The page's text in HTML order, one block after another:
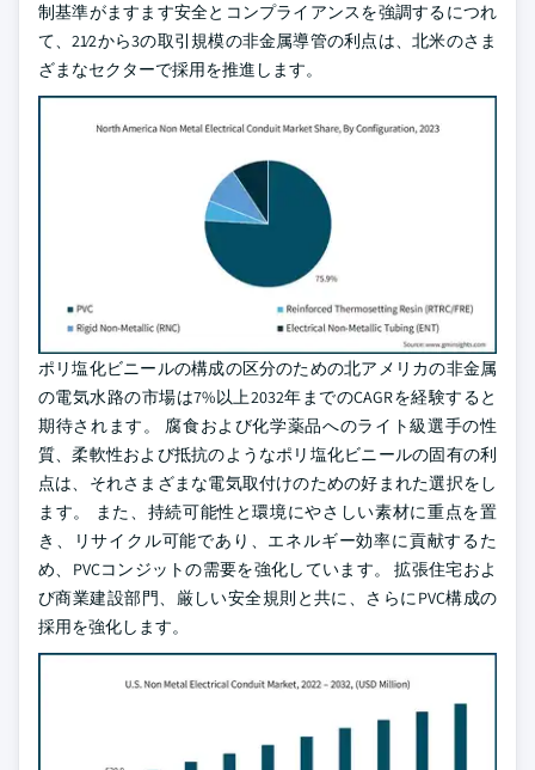
制基準がますます安全とコンプライアンスを強調するにつれ
て、21⁄2から3の取引規模の非金属導管の利点は、北米のさま
ざまなセクターで採用を推進します。
ポリ塩化ビニールの構成の区分のための北アメリカの非金属
の電気水路の市場は7%以上2032年までのCAGRを経験すると
期待されます。 腐食および化学薬品へのライト級選手の性
質、柔軟性および抵抗のようなポリ塩化ビニールの固有の利
点は、それさまざまな電気取付けのための好まれた選択をし
ます。 また、持続可能性と環境にやさしい素材に重点を置
き、リサイクル可能であり、エネルギー効率に貢献するた
め、PVCコンジットの需要を強化しています。 拡張住宅およ
び商業建設部門、厳しい安全規則と共に、さらにPVC構成の
採用を強化します。